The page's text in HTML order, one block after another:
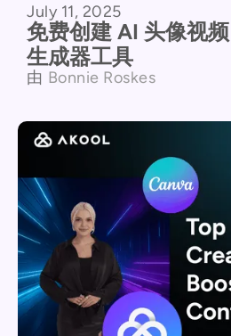
July 11, 2025
免费创建 AI 头像视
生成器工具
由 Bonnie Roskes